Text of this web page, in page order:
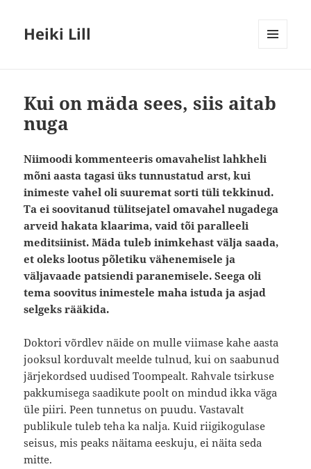
Heiki Lill
Kui on mäda sees, siis aitab
nuga
Niimoodi kommenteeris omavahelist lahkheli
mõni aasta tagasi üks tunnustatud arst, kui
inimeste vahel oli suuremat sorti tüli tekkinud.
Ta ei soovitanud tülitsejatel omavahel nugadega
arveid hakata klaarima, vaid tõi paralleeli
meditsiinist. Mäda tuleb inimkehast välja saada,
et oleks lootus põletiku vähenemisele ja
väljavaade patsiendi paranemisele. Seega oli
tema soovitus inimestele maha istuda ja asjad
selgeks rääkida.
Doktori võrdlev näide on mulle viimase kahe aasta
jooksul korduvalt meelde tulnud, kui on saabunud
järjekordsed uudised Toompealt. Rahvale tsirkuse
pakkumisega saadikute poolt on mindud ikka väga
üle piiri. Peen tunnetus on puudu. Vastavalt
publikule tuleb teha ka nalja. Kuid riigikogulase
seisus, mis peaks näitama eeskuju, ei näita seda
mitte.